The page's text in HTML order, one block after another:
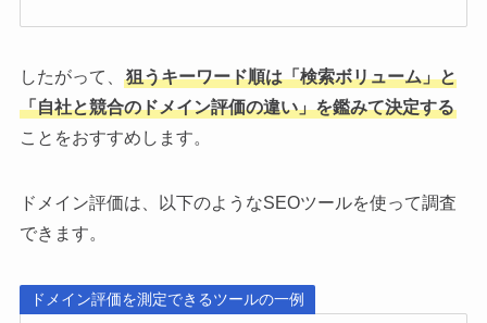
したがって、
狙うキーワード順は「検索ボリューム」と
「自社と競合のドメイン評価の違い」を鑑みて決定する
ことをおすすめします。
ドメイン評価は、以下のようなSEOツールを使って調査
できます。
ドメイン評価を測定できるツールの一例